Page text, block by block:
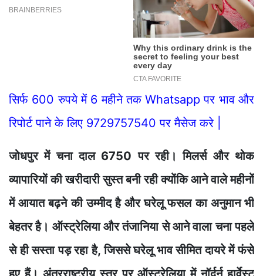
सिर्फ 600 रुपये में 6 महीने तक Whatsapp पर भाव और
रिपोर्ट पाने के लिए 9729757540 पर मैसेज करे |
जोधपुर में चना दाल 6750 पर रही। मिलर्स और थोक
व्यापारियों की खरीदारी सुस्त बनी रही क्योंकि आने वाले महीनों
में आयात बढ़ने की उम्मीद है और घरेलू फसल का अनुमान भी
बेहतर है। ऑस्ट्रेलिया और तंजानिया से आने वाला चना पहले
से ही सस्ता पड़ रहा है, जिससे घरेलू भाव सीमित दायरे में फंसे